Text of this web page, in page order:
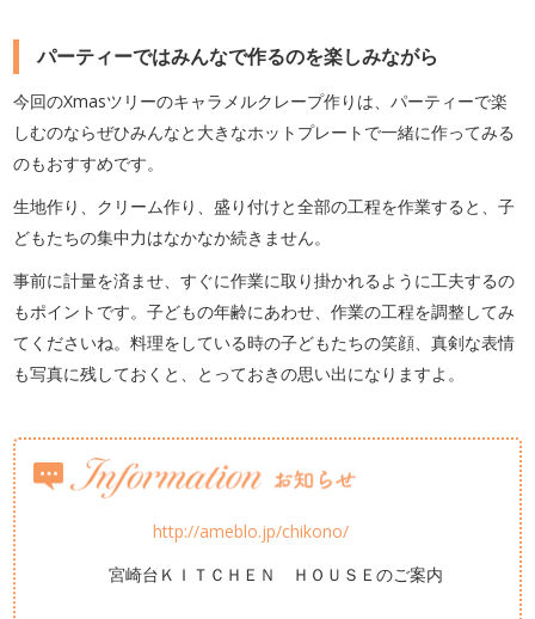
パーティーではみんなで作るのを楽しみながら
今回のXmasツリーのキャラメルクレープ作りは、パーティーで楽
しむのならぜひみんなと大きなホットプレートで一緒に作ってみる
のもおすすめです。
生地作り、クリーム作り、盛り付けと全部の工程を作業すると、子
どもたちの集中力はなかなか続きません。
事前に計量を済ませ、すぐに作業に取り掛かれるように工夫するの
もポイントです。子どもの年齢にあわせ、作業の工程を調整してみ
てくださいね。料理をしている時の子どもたちの笑顔、真剣な表情
も写真に残しておくと、とっておきの思い出になりますよ。
http://ameblo.jp/chikono/
宮崎台ＫＩＴＣＨＥＮ ＨＯＵＳＥのご案内